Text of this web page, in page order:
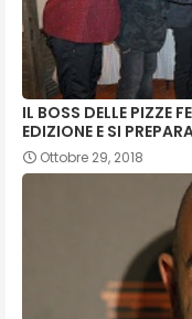
IL BOSS DELLE PIZZE
EDIZIONE E SI
Ottobre 29, 2018